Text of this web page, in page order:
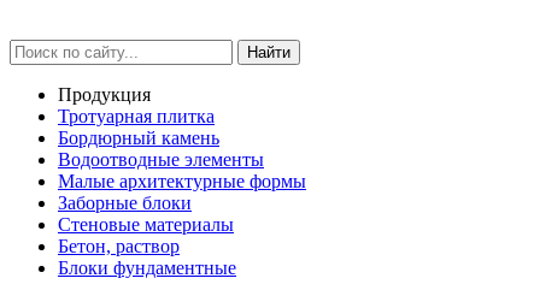
Найти
Продукция
Тротуарная плитка
Бордюрный камень
Водоотводные элементы
Малые архитектурные формы
Заборные блоки
Стеновые материалы
Бетон, раствор
Блоки фундаментные